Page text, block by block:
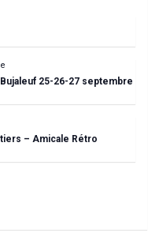
25-26-27 septembre
– Amicale Rétro